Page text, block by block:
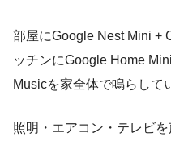
部屋にGoogle Nest Mini +
ッチンにGoogle Home
Musicを家全体で鳴らして
照明・エアコン・テレビ